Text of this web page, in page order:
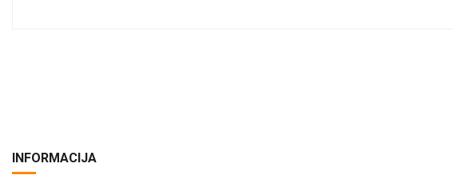
INFORMACIJA